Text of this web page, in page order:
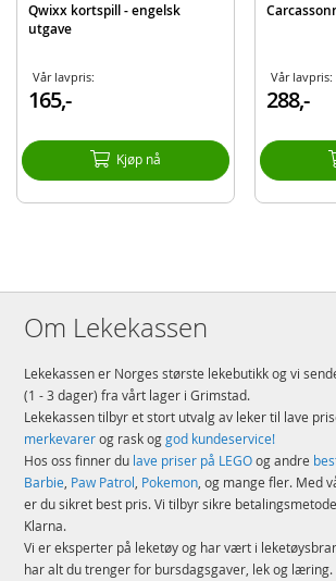
Qwixx kortspill - engelsk
utgave
Vår lavpris:
165,-
Kjøp nå
Vår lavpris:
288,-
Om Lekekassen
Lekekassen er Norges største lekebutikk og vi
(1 - 3 dager) fra vårt lager i Grimstad.
Lekekassen tilbyr et stort utvalg av leker til lave
merkevarerog rask oggod kundeservice!
Hos oss finner du lave priser på LEGOog andre
Barbie, Paw Patrol, Pokemon, og mange fler. Med
er du sikret best pris. Vi tilbyr sikre
Klarna.
Vi er eksperter på leketøy og har vært i
har alt du trenger for bursdagsgaver, lek og